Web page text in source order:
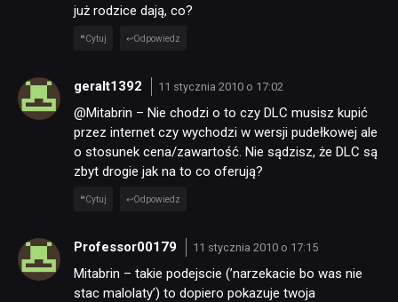
już rodzice dają, co?
Cytuj Odpowiedz
geralt1392 11 stycznia 2010 o 17:02
@Mitabrin – Nie chodzi o to czy DLC musisz kupić
przez internet czy wychodzi w wersji pudełkowej ale
o stosunek cena/zawartość. Nie sądzisz, że DLC są
zbyt drogie jak na to co oferują?
Cytuj Odpowiedz
Professor00179 11 stycznia 2010 o 17:15
Mitabrin – takie podejscie (’narzekacie bo was nie
stac malolaty’) to dopiero pokazuje twoja